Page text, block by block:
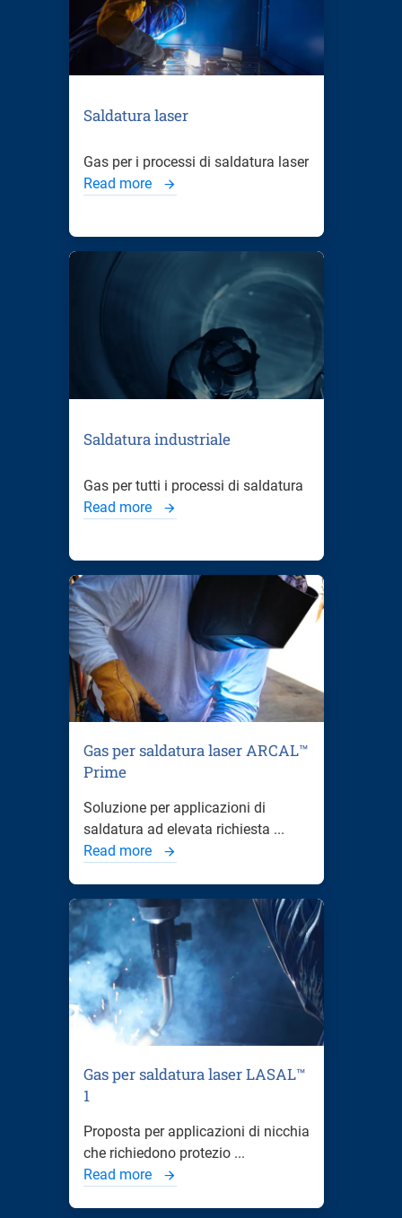
Saldatura laser
Gas per i processi di saldatura laser
Read more
Saldatura industriale
Gas per tutti i processi di saldatura
Read more
Gas per saldatura laser ARCAL™
Prime
Soluzione per applicazioni di
saldatura ad elevata richiesta ...
Read more
Gas per saldatura laser LASAL™
1
Proposta per applicazioni di nicchia
che richiedono protezio ...
Read more